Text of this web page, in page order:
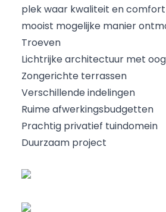
plek waar kwaliteit en
mooist mogelijke manier
Troeven
Lichtrijke architectuur met
Zongerichte terrassen
Verschillende indelingen
Ruime afwerkingsbudgetten
Prachtig privatief tuindomein
Duurzaam project